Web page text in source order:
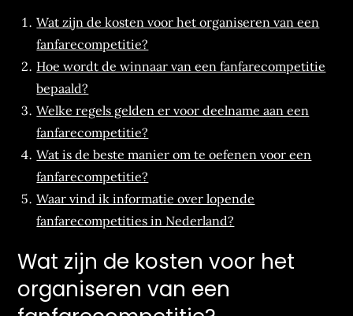
Wat zijn de kosten voor het organiseren van een
fanfarecompetitie?
Hoe wordt de winnaar van een fanfarecompetitie
bepaald?
Welke regels gelden er voor deelname aan een
fanfarecompetitie?
Wat is de beste manier om te oefenen voor een
fanfarecompetitie?
Waar vind ik informatie over lopende
fanfarecompetities in Nederland?
Wat zijn de kosten voor het
organiseren van een